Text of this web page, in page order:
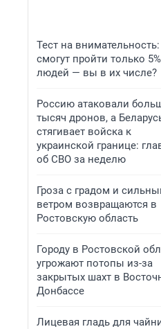
Тест на внимательность:
смогут пройти только 5%
людей — вы в их числе?
Россию атаковали
тысяч дронов, а
стягивает войска к
украинской границе:
об СВО за неделю
Гроза с градом и
ветром возвращаются в
Ростовскую область
Городу в Ростовской
угрожают потопы из-за
закрытых шахт в
Донбассе
Лицевая гладь для